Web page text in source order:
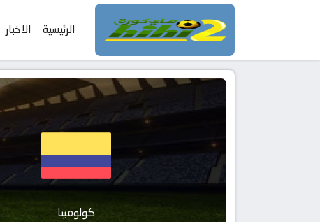
الرئيسية الاخبار
كولومبيا